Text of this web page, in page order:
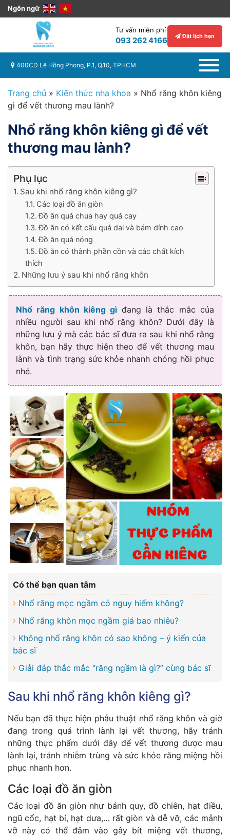
Ngôn ngữ
Tư vấn miễn phí
093 262 4166 Đặt lịch hẹn
400CD Lê Hồng Phong, P.1, Q.10, TPHCM
Trang chủ » Kiến thức nha khoa » Nhổ răng khôn kiêng
gì để vết thương mau lành?
Nhổ răng khôn kiêng gì để vết
thương mau lành?
Phụ lục
Sau khi nhổ răng khôn kiêng gì?
Các loại đồ ăn giòn
Đồ ăn quá chua hay quá cay
Đồ ăn có kết cấu quá dai và bám dính cao
Đồ ăn quá nóng
Đồ ăn có thành phần cồn và các chất kích
thích
Những lưu ý sau khi nhổ răng khôn
Nhổ răng khôn kiêng gì đang là thắc mắc của
nhiều người sau khi nhổ răng khôn? Dưới đây là
những lưu ý mà các bác sĩ đưa ra sau khi nhổ răng
khôn, bạn hãy thực hiện theo để vết thương mau
lành và tình trạng sức khỏe nhanh chóng hồi phục
nhé.
Có thể bạn quan tâm
Nhổ răng mọc ngầm có nguy hiểm không?
Nhổ răng khôn mọc ngầm giá bao nhiêu?
Không nhổ răng khôn có sao không – ý kiến của
bác sĩ
Giải đáp thắc mắc “răng ngầm là gì?” cùng bác sĩ
Sau khi nhổ răng khôn kiêng gì?
Nếu bạn đã thực hiện phẫu thuật nhổ răng khôn và giờ
đang trong quá trình lành lại vết thương, hãy tránh
những thực phẩm dưới đây để vết thương được mau
lành lại, tránh nhiễm trùng và sức khỏe răng miệng hồi
phục nhanh hơn.
Các loại đồ ăn giòn
Các loại đồ ăn giòn như bánh quy, đồ chiên, hạt điều,
ngũ cốc, hạt bí, hạt dưa,… rất giòn và dễ vỡ, các mảnh
vỡ này có thể đâm vào gây bít miệng vết thương,